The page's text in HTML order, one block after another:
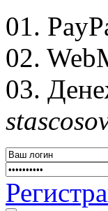
01.
02.
03.